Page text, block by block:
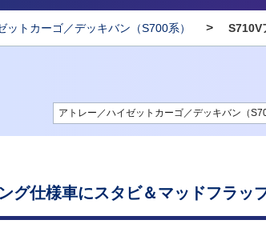
ットカーゴ／デッキバン（S700系） > S710V
アトレー／ハイゼットカーゴ／デッキバン（
グ仕様車にスタビ＆マッドフラッ